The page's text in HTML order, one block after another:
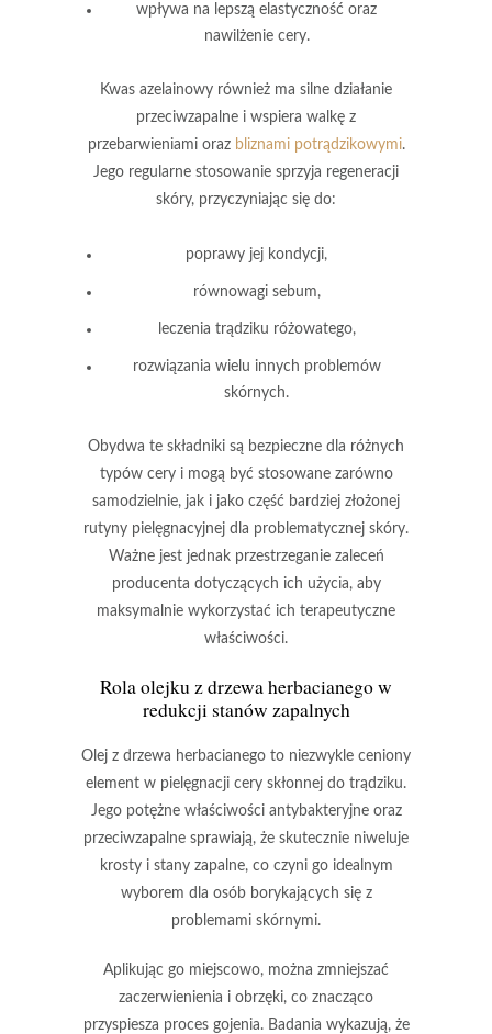
wpływa na lepszą elastyczność oraz
nawilżenie cery.
Kwas azelainowy również ma silne działanie
przeciwzapalne i wspiera walkę z
przebarwieniami oraz bliznami potrądzikowymi.
Jego regularne stosowanie sprzyja regeneracji
skóry, przyczyniając się do:
poprawy jej kondycji,
równowagi sebum,
leczenia trądziku różowatego,
rozwiązania wielu innych problemów
skórnych.
Obydwa te składniki są bezpieczne dla różnych
typów cery i mogą być stosowane zarówno
samodzielnie, jak i jako część bardziej złożonej
rutyny pielęgnacyjnej dla problematycznej skóry.
Ważne jest jednak przestrzeganie zaleceń
producenta dotyczących ich użycia, aby
maksymalnie wykorzystać ich terapeutyczne
właściwości.
Rola olejku z drzewa herbacianego w
redukcji stanów zapalnych
Olej z drzewa herbacianego to niezwykle ceniony
element w pielęgnacji cery skłonnej do trądziku.
Jego potężne właściwości antybakteryjneoraz
przeciwzapalne sprawiają, że skutecznie niweluje
krosty i stany zapalne, co czyni go idealnym
wyborem dla osób borykających się z
problemami skórnymi.
Aplikując go miejscowo, można zmniejszać
zaczerwienienia i obrzęki, co znacząco
przyspiesza proces gojenia. Badania wykazują, że